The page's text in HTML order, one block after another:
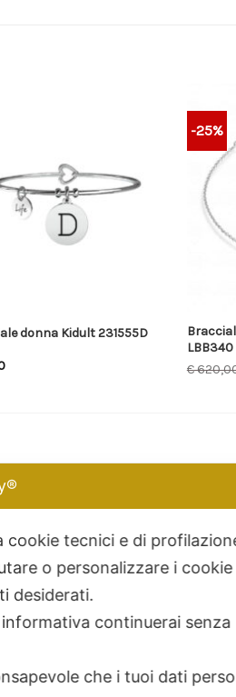
donna Kidult 231555D
-25%
LBB340
€
cookie tecnici e di
o personalizzare i cookie
desiderati.
continuerai senza
che i tuoi dati